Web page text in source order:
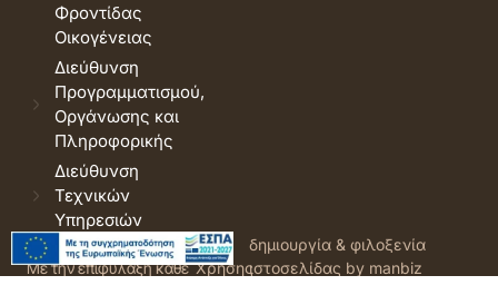
Φροντίδας
Οικογένειας
Διεύθυνση
Προγραμματισμού,
Οργάνωσης και
Πληροφορικής
Διεύθυνση
Τεχνικών
Υπηρεσιών
© 2026 Δήμος Δράμας.
Με την επιφύλαξη κάθε
Όροι
Χρήσης
δημιουργία & φιλοξενία
ιστοσελίδας by manbiz